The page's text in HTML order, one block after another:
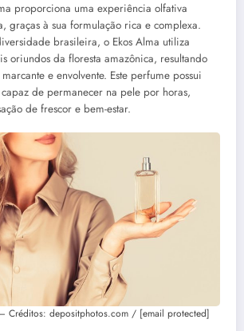
proporciona uma experiência olfativa
graças à sua formulação rica e complexa.
brasileira, o Ekos Alma utiliza
oriundos da floresta amazônica, resultando
e envolvente. Este perfume possui
de permanecer na pele por horas,
de frescor e bem-estar.
Créditos: depositphotos.com / [email protected]